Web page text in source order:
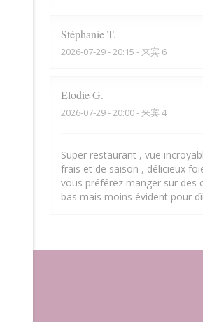
StéphanieT
2026-07-29- 20:15 - 来宾 6
ElodieG
2026-07-29- 20:00 - 来宾 4
Super restaurant , vue
frais et de saison , délicieux
vous préférez manger sur des
bas mais moins évident pour